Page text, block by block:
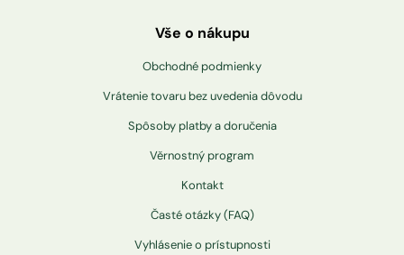
Vše o nákupu
Obchodné podmienky
Vrátenie tovaru bez uvedenia dôvodu
Spôsoby platby a doručenia
Věrnostný program
Kontakt
Časté otázky (FAQ)
Vyhlásenie o prístupnosti